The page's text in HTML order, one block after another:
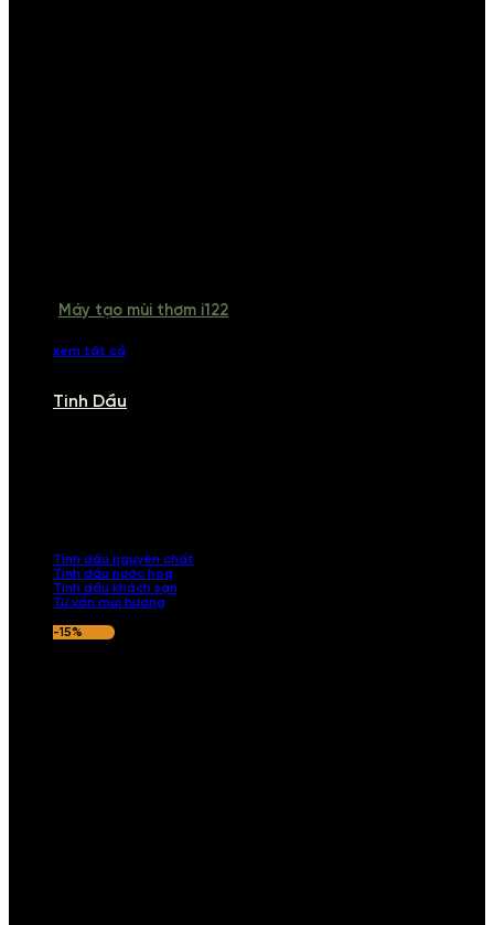
Máy tạo mùi thơm i122
xem tất cả
Tinh Dầu
Tinh dầu nguyên chất
Tinh dầu nước hoa
Tinh dầu khách sạn
Tư vấn mùi hương
-15%